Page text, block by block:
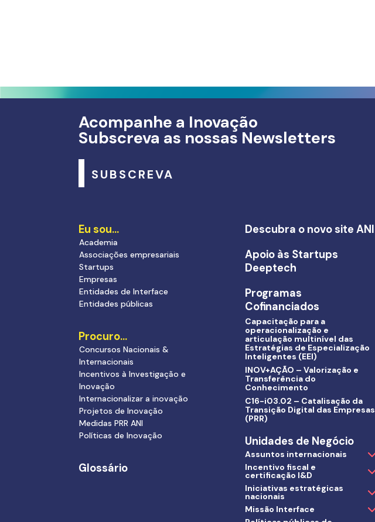
Acompanhe a Inovação
Subscreva as nossas Newsletters
SUBSCREVA
Eu sou…
Academia
Associações empresariais
Startups
Empresas
Entidades de Interface
Entidades públicas
Procuro…
Concursos Nacionais &
Internacionais
Incentivos à Investigação e
Inovação
Internacionalizar a inovação
Projetos de Inovação
Medidas PRR ANI
Políticas de Inovação
Glossário
Descubra o novo site ANI
Apoio às Startups
Deeptech
Programas
Cofinanciados
Capacitação para a
operacionalização e
articulação multinível das
Estratégias de Especialização
Inteligentes (EEI)
INOV+AÇÃO – Valorização e
Transferência do
Conhecimento
C16-i03.02 – Catalisação da
Transição Digital das Empresas
(PRR)
Unidades de Negócio
Assuntos internacionais
Incentivo fiscal e
certificação I&D
Iniciativas estratégicas
nacionais
Missão Interface